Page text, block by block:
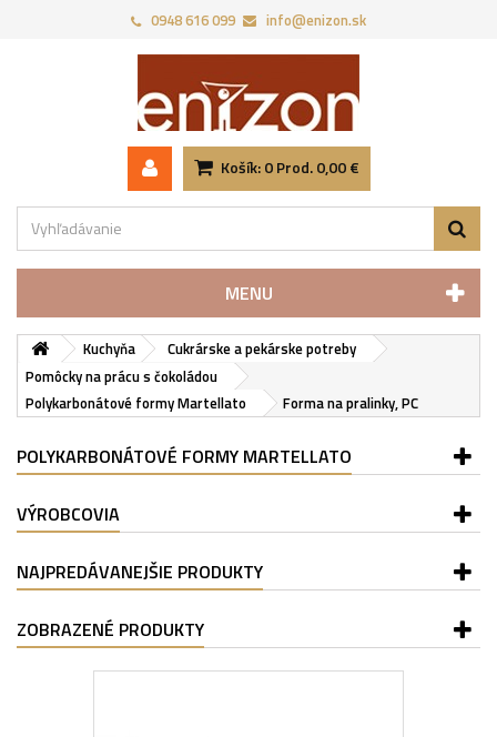
0948 616 099 info@enizon.sk
Košík: 0 Prod. 0,00 €
MENU
Kuchyňa
Cukrárske a pekárske potreby
Pomôcky na prácu s čokoládou
Polykarbonátové formy Martellato
Forma na pralinky, PC
POLYKARBONÁTOVÉ FORMY MARTELLATO
VÝROBCOVIA
NAJPREDÁVANEJŠIE PRODUKTY
ZOBRAZENÉ PRODUKTY